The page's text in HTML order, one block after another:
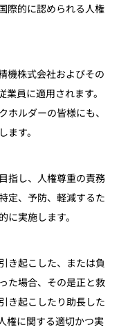
際的に認められる人権
機株式会社およびその
員に適用されます。
ホルダーの皆様にも、
す。
指し、人権尊重の責務
定、予防、軽減するた
実施します。
き起こした、または負
た場合、その是正と救
き起こしたり助長した
権に関する適切かつ実